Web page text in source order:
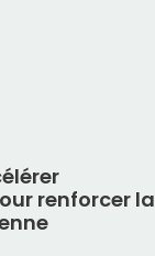
renforcer la